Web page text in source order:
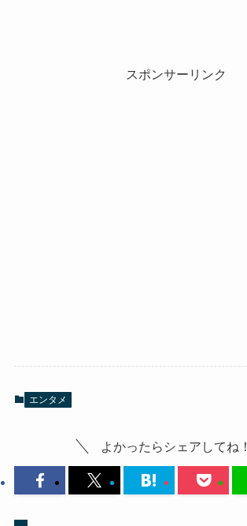
スポンサーリンク
エンタメ
よかったらシェアしてね！